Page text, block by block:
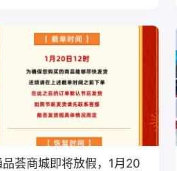
品荟商城即将放假，1月20